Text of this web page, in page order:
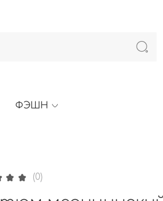
ФЭШН
(0)